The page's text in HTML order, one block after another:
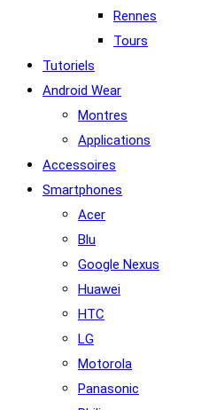
Rennes
Tours
Tutoriels
Android Wear
Montres
Applications
Accessoires
Smartphones
Acer
Blu
Google Nexus
Huawei
HTC
LG
Motorola
Panasonic